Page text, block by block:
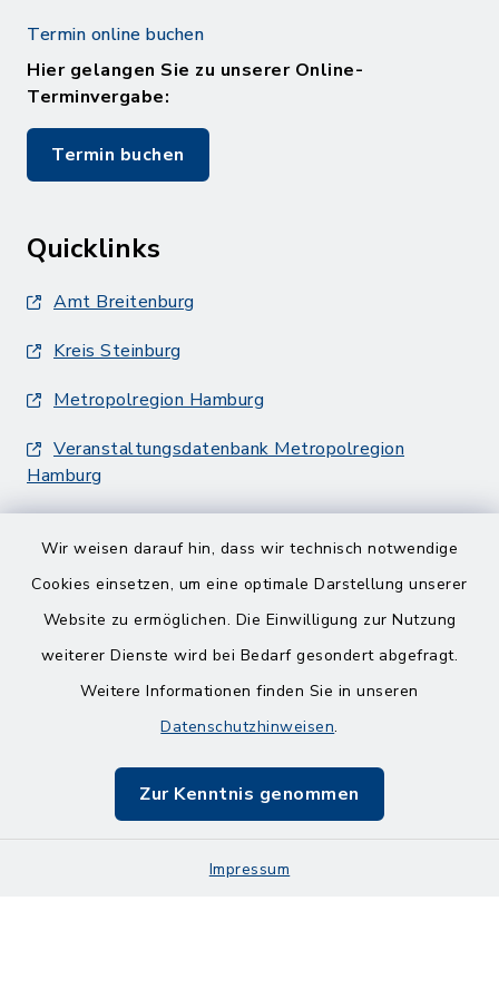
Wir weisen darauf hin, dass wir technisch notwendige
Cookies einsetzen, um eine optimale Darstellung unserer
Website zu ermöglichen. Die Einwilligung zur Nutzung
weiterer Dienste wird bei Bedarf gesondert abgefragt.
Weitere Informationen finden Sie in unseren
Datenschutzhinweisen.
Zur Kenntnis genommen
Impressum
Termin online buchen
Hier gelangen Sie zu unserer Online-
Terminvergabe:
Termin buchen
Quicklinks
Amt Breitenburg
Kreis Steinburg
Metropolregion Hamburg
Veranstaltungsdatenbank Metropolregion
Hamburg
Barrierefreiheit
Impressum
Sitemap